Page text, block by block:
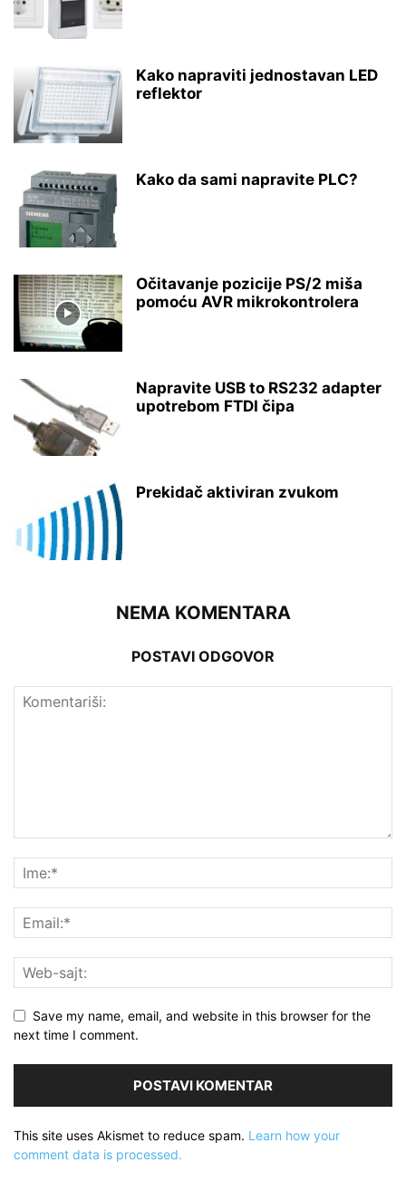
Kako napraviti jednostavan LED
reflektor
Kako da sami napravite PLC?
Očitavanje pozicije PS/2 miša
pomoću AVR mikrokontrolera
Napravite USB to RS232 adapter
upotrebom FTDI čipa
Prekidač aktiviran zvukom
NEMA KOMENTARA
POSTAVI ODGOVOR
Save my name, email, and website in this browser for the
next time I comment.
This site uses Akismet to reduce spam. Learn how your
comment data is processed.